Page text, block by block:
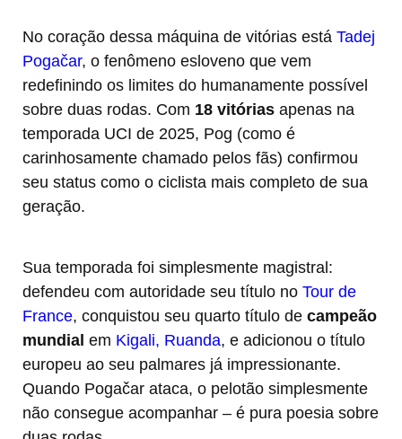
No coração dessa máquina de vitórias está Tadej
Pogačar, o fenômeno esloveno que vem
redefinindo os limites do humanamente possível
sobre duas rodas. Com 18 vitórias apenas na
temporada UCI de 2025, Pog (como é
carinhosamente chamado pelos fãs) confirmou
seu status como o ciclista mais completo de sua
geração.
Sua temporada foi simplesmente magistral:
defendeu com autoridade seu título no Tour de
France, conquistou seu quarto título de campeão
mundial em Kigali, Ruanda, e adicionou o título
europeu ao seu palmares já impressionante.
Quando Pogačar ataca, o pelotão simplesmente
não consegue acompanhar – é pura poesia sobre